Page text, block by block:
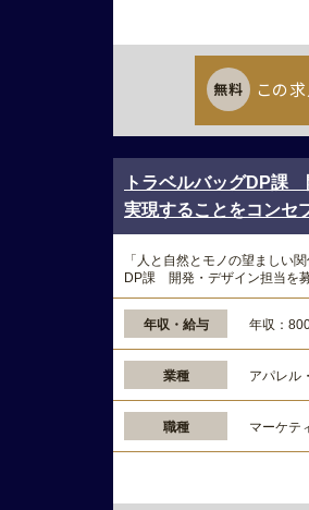
この
トラベルバッグDP課
実現することをコンセ
「人と自然とモノの望ましい
DP課 開発・デザイン担当を募
年収・給与 年収：
業種 アパレル
職種 マーケテ